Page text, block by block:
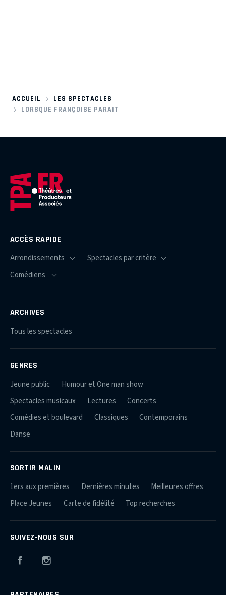
ACCUEIL
LES SPECTACLES
LORSQUE FRANÇOISE PARAIT
ACCÈS RAPIDE
ARCHIVES
Tous les spectacles
GENRES
Jeune public
Humour et One man show
Spectacles musicaux
Lectures
Concerts
Comédies et boulevard
Classiques
Contemporains
Danse
SORTIR MALIN
1ers aux premières Dernières minutes
Meilleures offres
Place Jeunes
Carte de fidélité Top recherches
SUIVEZ-NOUS SUR
Facebook